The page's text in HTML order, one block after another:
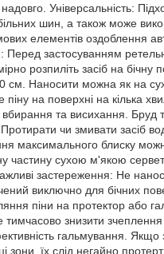
надовго. Універсальність:
шин, а також може
елементів оздоблення
Перед застосуванням
розпиліть засіб на
см. Наносити можна як на
піну на поверхні на кілька
вбирання та висихання. Бруд
Протирати чи змивати засіб
максимального блиску
частину сухою м'якою
застереження: Не
виключно для бічних
піни на протектор або
тимчасово знизити
гальмування. Якщо
зони, їх слід негайно